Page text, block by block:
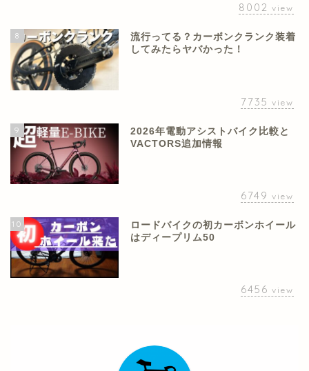
8002 view
8
流行ってる？カーボンクランク装着
してみたらヤバかった！
7735 view
9
2026年電動アシストバイク比較と
VACTORS追加情報
6749 view
10
ロードバイクの初カーボンホイール
はディープリム50
6456 view